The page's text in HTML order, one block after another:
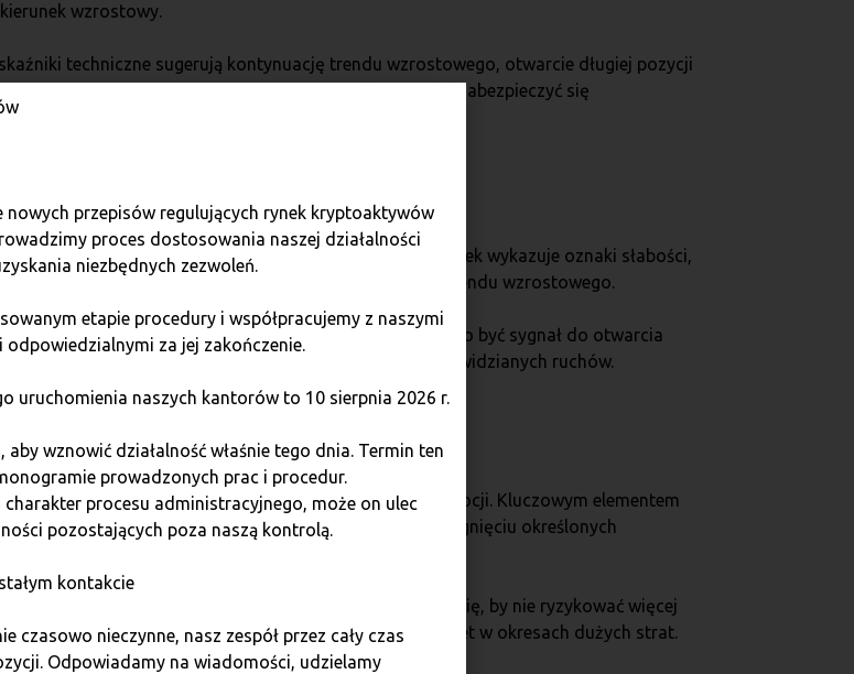
wzrostowy.
techniczne sugerują kontynuację trendu wzrostowego, otwarcie długiej pozycji
powinien być ustawiony w odpowiedniej odległości, by zabezpieczyć się
aktywa. Takie sytuacje często pojawiają się, gdy rynek wykazuje oznaki słabości,
lub sygnały techniczne wskazujące na odwrócenie trendu wzrostowego.
poziomu wsparcia, a wolumen handlu wzrasta, może to być sygnał do otwarcia
które pomaga chronić kapitał w przypadku nieprzewidzianych ruchów.
analizy rynku, ale również dyscypliny i kontroli emocji. Kluczowym elementem
które automatycznie zamykają pozycje po osiągnięciu określonych
decyzji pod wpływem impulsu.
dlatego należy z niej korzystać ostrożnie. Zaleca się, by nie ryzykować więcej
zarządzanie ryzykiem pozwala przetrwać na rynku nawet w okresach dużych strat.
nowych przepisów regulujących rynek kryptoaktywów
proces dostosowania naszej działalności
niezbędnych zezwoleń.
etapie procedury i współpracujemy z naszymi
za jej zakończenie.
uruchomienia naszych kantorów to 10 sierpnia 2026 r.
wznowić działalność właśnie tego dnia. Termin ten
prowadzonych prac i procedur.
charakter procesu administracyjnego, może on ulec
pozostających poza naszą kontrolą.
kontakcie
czasowo nieczynne, nasz zespół przez cały czas
Odpowiadamy na wiadomości, udzielamy